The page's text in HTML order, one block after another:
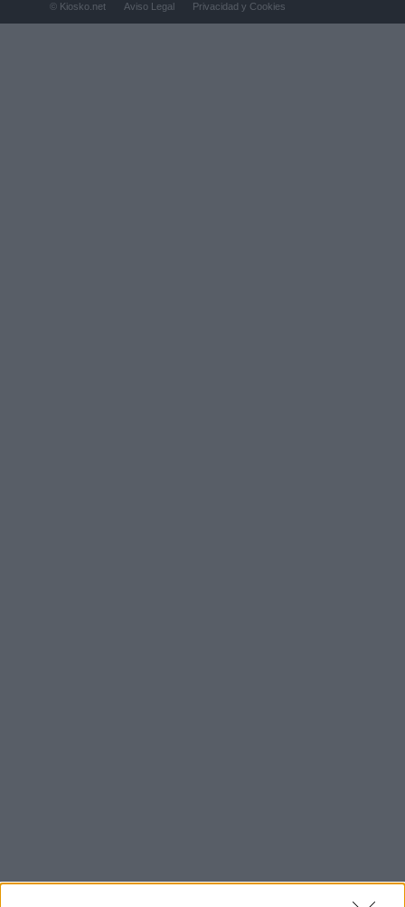
© Kiosko.net Aviso Legal Privacidad y Cookies